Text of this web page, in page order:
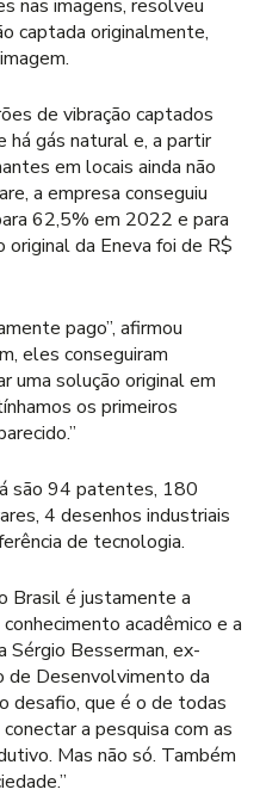
nas imagens, resolveu
captada originalmente,
de vibração captados
há gás natural e, a partir
em locais ainda não
a empresa conseguiu
62,5% em 2022 e para
da Eneva foi de R$
pago”, afirmou
eles conseguiram
uma solução original em
os primeiros
são 94 patentes, 180
4 desenhos industriais
de tecnologia.
Brasil é justamente a
acadêmico e a
Sérgio Besserman, ex-
de Desenvolvimento da
desafio, que é o de todas
a pesquisa com as
Mas não só. Também